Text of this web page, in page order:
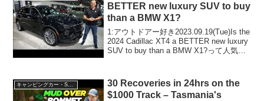
BETTER new luxury SUV to buy
than a BMW X1?
1:アウトドアー好き2023.09.19(Tue)Is the
2024 Cadillac XT4 a BETTER new luxury
SUV to buy than a BMW X1?って人気で
キャンピングカー・SUV人気車種
30 Recoveries in 24hrs on the
$1000 Track – Tasmania's